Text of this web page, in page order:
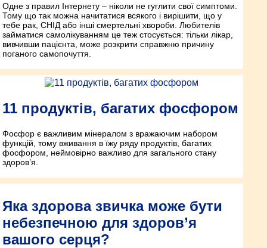
Одне з правил Інтернету – ніколи не гуглити свої симптоми.
Тому що так можна начитатися всякого і вирішити, що у
тебе рак, СНІД або інші смертельні хвороби. Любителів
займатися самолікуванням це теж стосується: тільки лікар,
вивчивши пацієнта, може розкрити справжню причину
поганого самопочуття.
11 продуктів, багатих фосфором
Фосфор є важливим мінералом з вражаючим набором
функцій, тому вживання в їжу ряду продуктів, багатих
фосфором, неймовірно важливо для загального стану
здоров’я.
Яка здорова звичка може бути
небезпечною для здоров’я
вашого серця?